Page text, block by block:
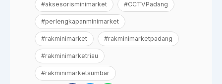
#aksesorisminimarket #CCTVPadang
#perlengkapanminimarket
#rakminimarket #rakminimarketpadang
#rakminimarketriau
#rakminimarketsumbar